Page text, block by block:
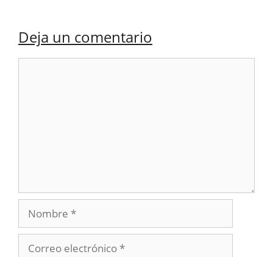
Deja un comentario
Nombre